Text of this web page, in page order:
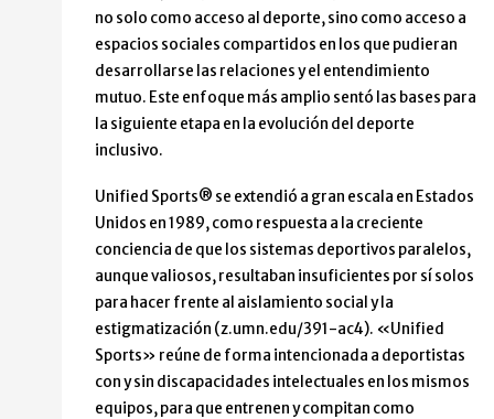
no solo como acceso al deporte, sino como acceso a
espacios sociales compartidos en los que pudieran
desarrollarse las relaciones y el entendimiento
mutuo. Este enfoque más amplio sentó las bases para
la siguiente etapa en la evolución del deporte
inclusivo.
Unified Sports® se extendió a gran escala en Estados
Unidos en 1989, como respuesta a la creciente
conciencia de que los sistemas deportivos paralelos,
aunque valiosos, resultaban insuficientes por sí solos
para hacer frente al aislamiento social y la
estigmatización (z.umn.edu/391-ac4). «Unified
Sports» reúne de forma intencionada a deportistas
con y sin discapacidades intelectuales en los mismos
equipos, para que entrenen y compitan como